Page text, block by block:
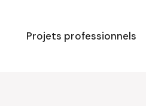
Projets professionnels